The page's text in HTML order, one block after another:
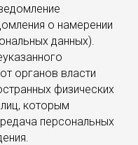
о намерении
данных).
органов власти
физических
которым
персональных